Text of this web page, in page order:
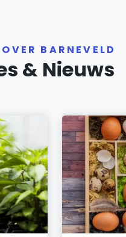
BARNEVELD
& Nieuws